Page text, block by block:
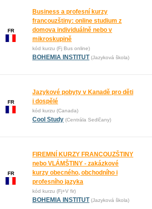
FR
Business a profesní kurzy
francouzštiny: online studium z
domova individuálně nebo v
mikroskupině
kód kurzu (Fj Bus online)
BOHEMIA INSTITUT (Jazyková škola)
FR
Jazykové pobyty v Kanadě pro děti
i dospělé
kód kurzu (Canada)
Cool Study (Centrála Sedlčany)
FR
FIREMNÍ KURZY FRANCOUZŠTINY
nebo VLÁMŠTINY - zakázkové
kurzy obecného, obchodního i
profesního jazyka
kód kurzu (Fj+V fir)
BOHEMIA INSTITUT (Jazyková škola)